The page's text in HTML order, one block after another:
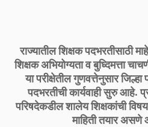
राज्यातील शिक्षक पदभरतीसाठी
शिक्षक अभियोग्यता व बुध्दिमत्ता
या परीक्षेतील गुणवत्तेनुसार
पदभरतीची कार्यवाही सुरु आहे.
परिषदेकडील शालेय शिक्षकांची
माहिती तयार